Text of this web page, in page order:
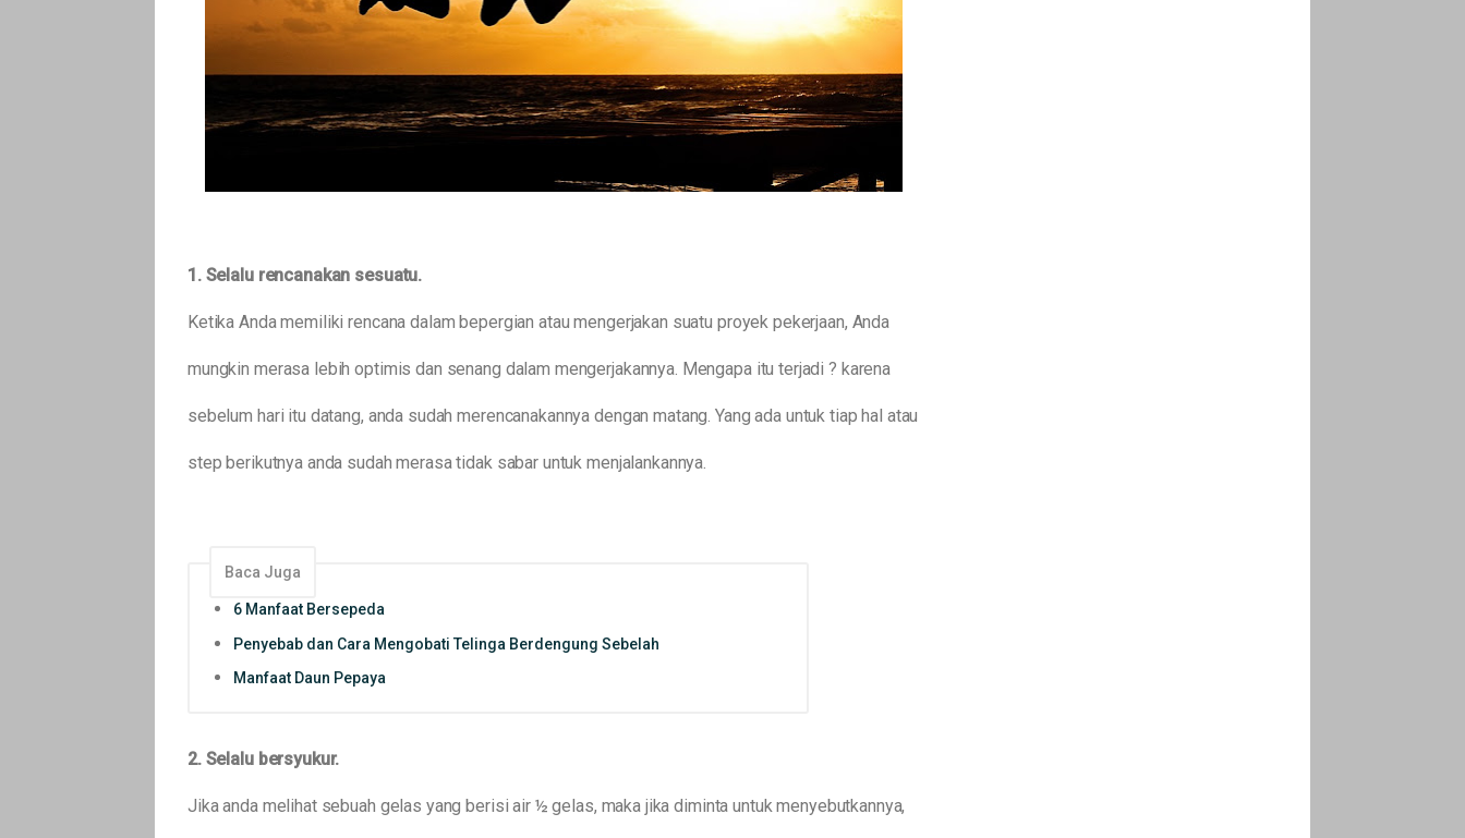
1. Selalu rencanakan sesuatu.
Ketika Anda memiliki rencana dalam bepergian atau mengerjakan suatu proyek pekerjaan, Anda
mungkin merasa lebih optimis dan senang dalam mengerjakannya. Mengapa itu terjadi ? karena
sebelum hari itu datang, anda sudah merencanakannya dengan matang. Yang ada untuk tiap hal atau
step berikutnya anda sudah merasa tidak sabar untuk menjalankannya.
Baca Juga
6 Manfaat Bersepeda
Penyebab dan Cara Mengobati Telinga Berdengung Sebelah
Manfaat Daun Pepaya
2. Selalu bersyukur.
Jika anda melihat sebuah gelas yang berisi air ½ gelas, maka jika diminta untuk menyebutkannya,